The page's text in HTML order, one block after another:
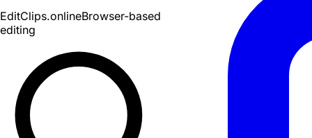
EditClips.onlineBrowser-based
editing